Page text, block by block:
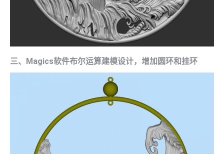
三、Magics软件布尔运算建模设计，增加圆环和挂环